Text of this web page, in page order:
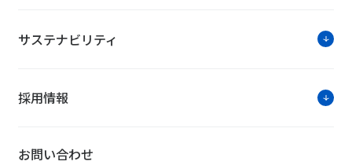
お問い合わせは公式HPの
サステナビリティ
採用情報
お問い合わせ